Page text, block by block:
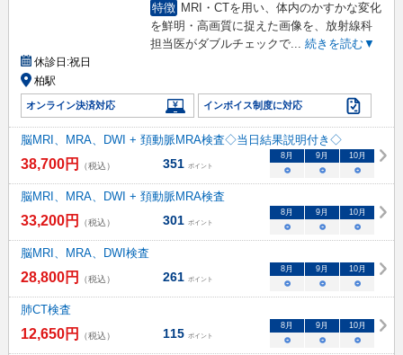
特徴 MRI・CTを用い、体内のかすかな変化
を鮮明・高画質に捉えた画像を、放射線科
担当医がダブルチェックで... 続きを読む▼
休診日:祝日
柏駅
オンライン決済対応 インボイス制度に対応
脳MRI、MRA、DWI + 頚動脈MRA検査◇当日結果説明付き◇
38,700円 （税込） 351 ポイント
8月 9月 10月
○ ○ ○
脳MRI、MRA、DWI + 頚動脈MRA検査
33,200円 （税込） 301 ポイント
8月 9月 10月
○ ○ ○
脳MRI、MRA、DWI検査
28,800円 （税込） 261 ポイント
8月 9月 10月
○ ○ ○
肺CT検査
12,650円 （税込） 115 ポイント
8月 9月 10月
○ ○ ○